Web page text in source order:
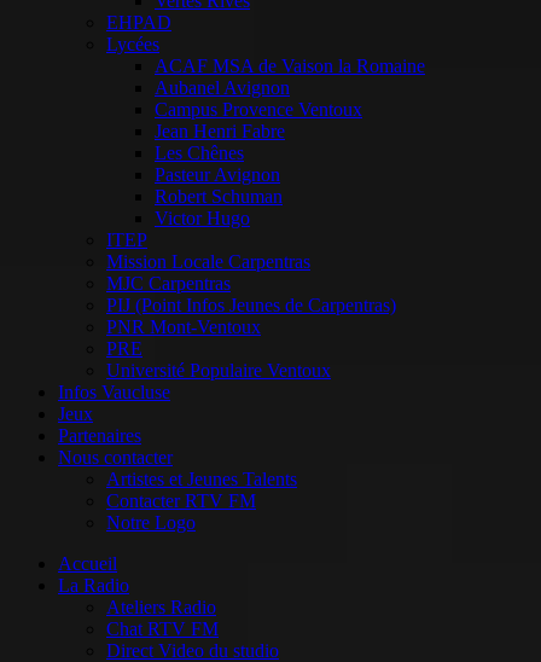
EHPAD
Lycées
ACAF MSA de Vaison la Romaine
Aubanel Avignon
Campus Provence Ventoux
Jean Henri Fabre
Les Chênes
Pasteur Avignon
Robert Schuman
Victor Hugo
ITEP
Mission Locale Carpentras
MJC Carpentras
PIJ (Point Infos Jeunes de Carpentras)
PNR Mont-Ventoux
PRE
Université Populaire Ventoux
Infos Vaucluse
Jeux
Partenaires
Nous contacter
Artistes et Jeunes Talents
Contacter RTV FM
Notre Logo
Accueil
La Radio
Ateliers Radio
Chat RTV FM
Direct Video du studio